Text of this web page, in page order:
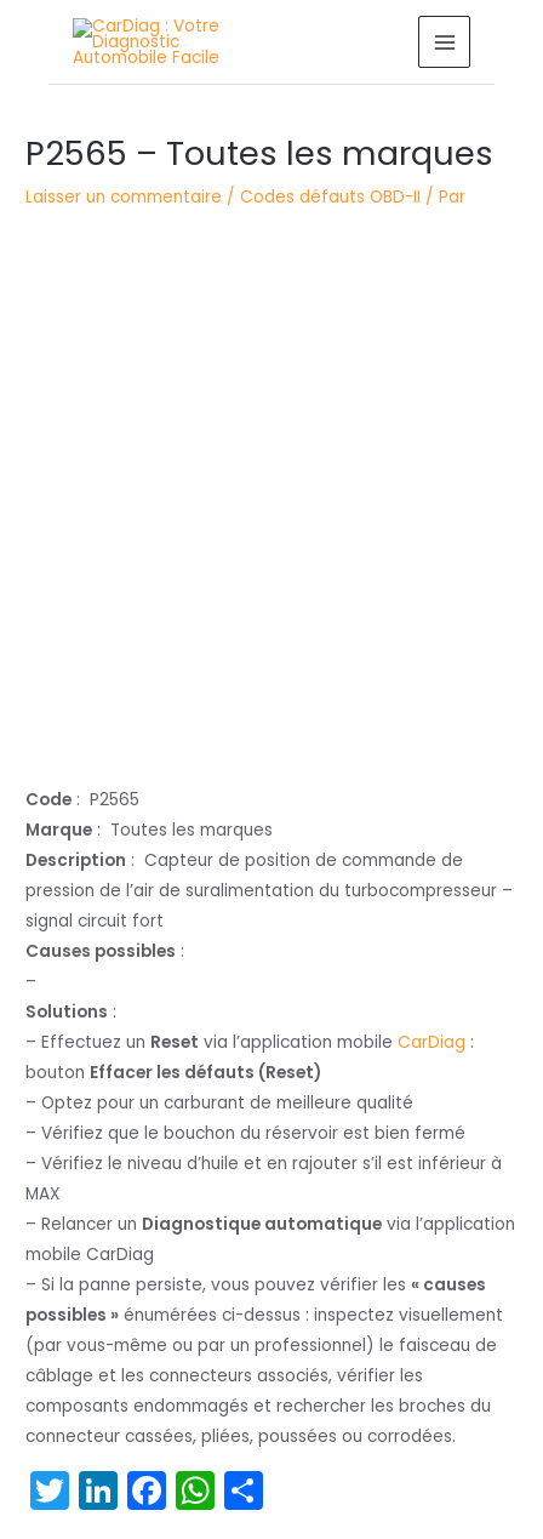
MAIN
MENU
P2565 – Toutes les marques
Laisser un commentaire /Codes défauts OBD-II / Par
Code : P2565
Marque : Toutes les marques
Description : Capteur de position de commande de
pression de l’air de suralimentation du turbocompresseur –
signal circuit fort
Causes possibles :
–
Solutions :
– Effectuez un Reset via l’application mobileCarDiag :
bouton Effacer les défauts (Reset)
– Optez pour un carburant de meilleure qualité
– Vérifiez que le bouchon du réservoir est bien fermé
– Vérifiez le niveau d’huile et en rajouter s’il est inférieur à
MAX
– Relancer un Diagnostique automatique via l’application
mobile CarDiag
– Si la panne persiste, vous pouvez vérifier les« causes
possibles » énumérées ci-dessus : inspectez visuellement
(par vous-même ou par un professionnel) le faisceau de
câblage et les connecteurs associés, vérifier les
composants endommagés et rechercher les broches du
connecteur cassées, pliées, poussées ou corrodées.
T Li F W
des
articles